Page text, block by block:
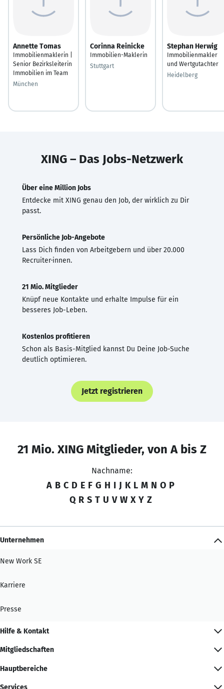
Annette Tomas
Immobilienmaklerin |
Senior Bezirksleiterin
Immobilien im Team
München
Corinna Reinicke
Immobilien-Maklerin
Stuttgart
Stephan Herwig
Immobilienmakler
und Wertgutachter
Heidelberg
XING – Das Jobs-Netzwerk
Über eine Million Jobs
Entdecke mit XING genau den Job, der wirklich zu Dir
passt.
Persönliche Job-Angebote
Lass Dich finden von Arbeitgebern und über 20.000
Recruiter·innen.
21 Mio. Mitglieder
Knüpf neue Kontakte und erhalte Impulse für ein
besseres Job-Leben.
Kostenlos profitieren
Schon als Basis-Mitglied kannst Du Deine Job-Suche
deutlich optimieren.
Jetzt registrieren
21 Mio. XING Mitglieder, von A bis Z
Nachname:
A B C D E F G H I J K L M N O P
Q R S T U V W X Y Z
Unternehmen
New Work SE
Karriere
Presse
Hilfe & Kontakt
Mitgliedschaften
Hauptbereiche
Services